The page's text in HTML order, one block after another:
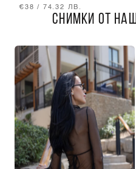
€38 / 74.32 ЛВ.
СНИМКИ ОТ